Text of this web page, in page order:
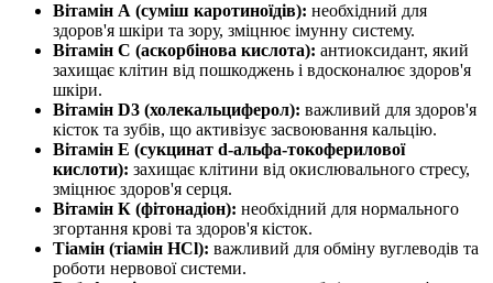
Вітамін А (суміш каротиноїдів): необхідний для
здоров'я шкіри та зору, зміцнює імунну систему.
Вітамін С (аскорбінова кислота): антиоксидант, який
захищає клітин від пошкоджень і вдосконалює здоров'я
шкіри.
Вітамін D3 (холекальциферол): важливий для здоров'я
кісток та зубів, що активізує засвоювання кальцію.
Вітамін Е (сукцинат d-альфа-токоферилової
кислоти): захищає клітини від окислювального стресу,
зміцнює здоров'я серця.
Вітамін К (фітонадіон): необхідний для нормального
згортання крові та здоров'я кісток.
Тіамін (тіамін HCl): важливий для обміну вуглеводів та
роботи нервової системи.